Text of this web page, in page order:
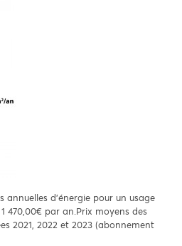
annuelles d'énergie pour un usage
470,00€ par an.Prix moyens des
2021, 2022 et 2023 (abonnement